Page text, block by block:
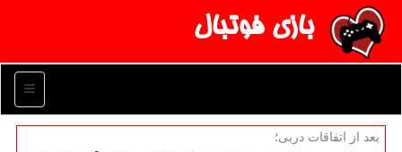
بازی فوتبال
منو
بعد از اتفاقات دربی؛